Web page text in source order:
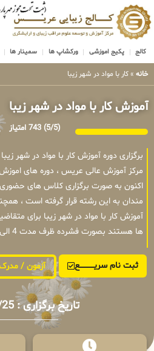
کالج پکیج اموزشی ورکشاپ ها سمینار ها
خانه » کار با مواد در شهر زیبا
آموزش کار با مواد در شهر زیبا
(5/5) 743 امتیاز
برگزاری دوره آموزش کار با مواد در شهر
مرکز آموزش عالی عریس ، دوره های اموزش
اکنون به صورت برگزاری کلاس های
مندان به این رشته قرار گرفته است ،
آموزش کار با مواد در شهر زیبا برای
ها هستند بصورت فشرده ظرف مدت 4 الی 6 روز در تهران برگزار میشوند .
ثبت نام سریــــــــــــع آزمون /
تاریخ برگزاری : 1405/05/25